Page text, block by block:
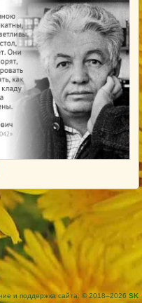
и поддержка сайта: © 2018–2026 SK